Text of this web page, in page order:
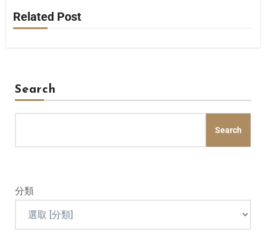
Related Post
Search
Search
分類